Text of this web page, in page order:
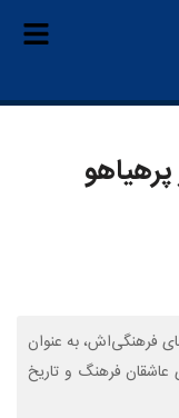
فرهنگی‌اش، به عنوان
فرهنگ و تاریخ